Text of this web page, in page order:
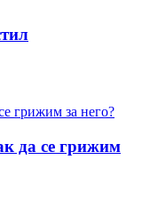
да се грижим